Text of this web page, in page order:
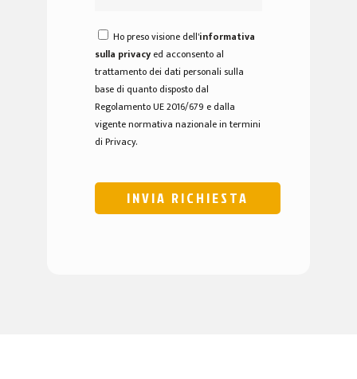
Ho preso visione dell'informativa
sulla privacy ed acconsento al
trattamento dei dati personali sulla
base di quanto disposto dal
Regolamento UE 2016/679 e dalla
vigente normativa nazionale in termini
di Privacy.